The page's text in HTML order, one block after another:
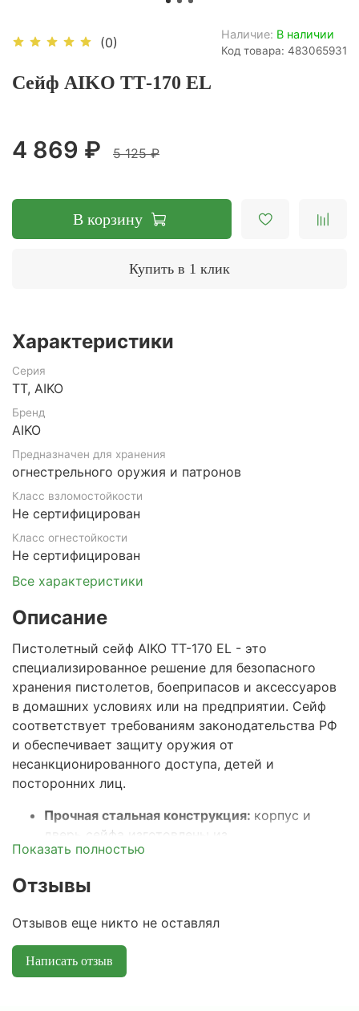
(0)
Наличие: В наличии
Код товара: 483065931
Сейф AIKO ТТ-170 EL
4 869 ₽ 5 125 ₽
В корзину
Купить в 1 клик
Характеристики
Серия
ТТ, AIKO
Бренд
AIKO
Предназначен для хранения
огнестрельного оружия и патронов
Класс взломостойкости
Не сертифицирован
Класс огнестойкости
Не сертифицирован
Все характеристики
Описание
Пистолетный сейф AIKO ТТ-170 EL - это
специализированное решение для безопасного
хранения пистолетов, боеприпасов и аксессуаров
в домашних условиях или на предприятии. Сейф
соответствует требованиям законодательства РФ
и обеспечивает защиту оружия от
несанкционированного доступа, детей и
посторонних лиц.
Прочная стальная конструкция: корпус и
дверь сейфа изготовлены из
высококачественной стали, что гарантирует
и попыткам взлома.
размещается в шкафу, на полке или в нише, не
занимая много места и обеспечивая быстрый
доступ к оружию только владельцу.
Показать полностью
Отзывы
Отзывов еще никто не оставлял
Написать отзыв